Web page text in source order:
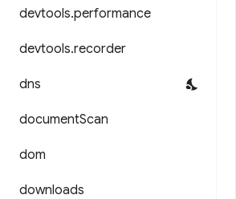
devtools.performance
devtools.recorder
dns
documentScan
dom
downloads